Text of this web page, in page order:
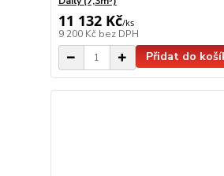
11 132 Kč/ks
9 200 Kč bez DPH
Přidat do